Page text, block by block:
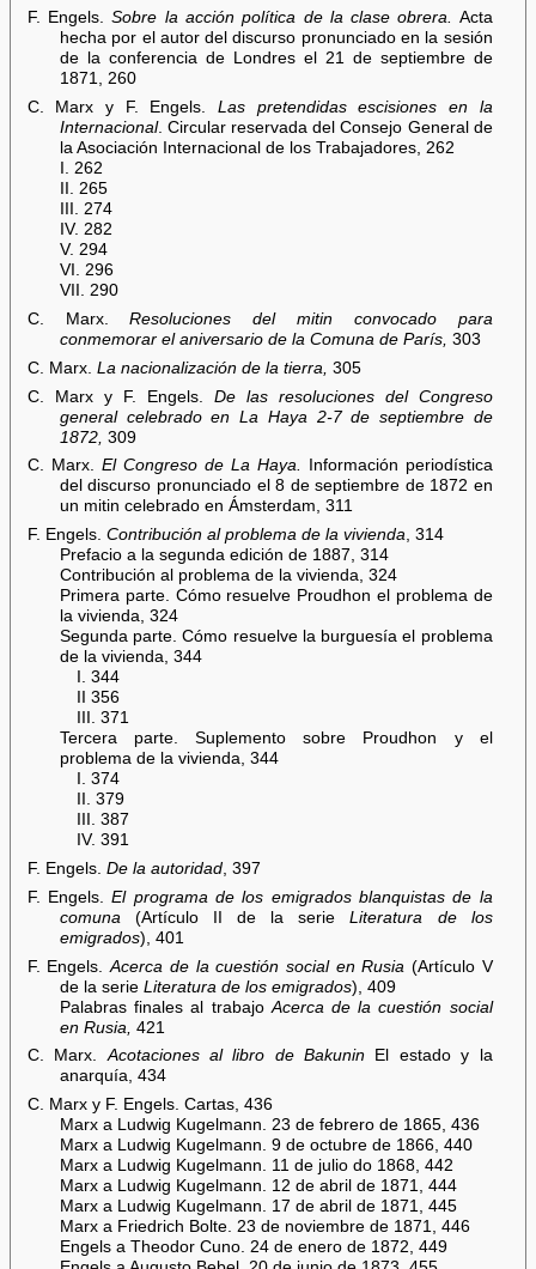
F. Engels.Sobre la acción política de la clase obrera. Acta
hecha por el autor del discurso pronunciado en la sesión
de la conferencia de Londres el 21 de septiembre de
1871, 260
C. Marx y F. Engels.Las pretendidas escisiones en la
Internacional. Circular reservada del Consejo General de
la Asociación Internacional de los Trabajadores, 262
I. 262
II. 265
III. 274
IV. 282
V. 294
VI. 296
VII. 290
C. Marx.Resoluciones del mitin convocado para
conmemorar el aniversario de la Comuna de París, 303
C. Marx. La nacionalización de la tierra, 305
C. Marx y F. Engels. De las resoluciones del Congreso
general celebrado en La Haya 2-7 de septiembre de
1872, 309
C. Marx. El Congreso de La Haya.
Información periodística
del discurso pronunciado el 8 de septiembre de 1872 en
un mitin celebrado en Ámsterdam, 311
F. Engels. Contribución al problema de la vivienda, 314
Prefacio a la segunda edición de 1887, 314
Contribución al problema de la vivienda, 324
Primera parte. Cómo resuelve Proudhon el problema de
la vivienda, 324
Segunda parte. Cómo resuelve la burguesía el problema
de la vivienda, 344
I. 344
II 356
III. 371
Tercera parte. Suplemento sobre Proudhon y el
problema de la vivienda, 344
I. 374
II. 379
III. 387
IV. 391
F. Engels. De la autoridad, 397
F. Engels.El programa de los emigrados blanquistas de la
comuna (Artículo II de la serieLiteratura de los
emigrados), 401
F. Engels.Acerca de la cuestión social en Rusia (Artículo V
de la serie Literatura de los emigrados), 409
Palabras finales al trabajo Acerca de la cuestión social
en Rusia, 421
C. Marx.Acotaciones al libro de Bakunin El estado y la
anarquía, 434
C. Marx y F. Engels. Cartas, 436
Marx a Ludwig Kugelmann. 23 de febrero de 1865, 436
Marx a Ludwig Kugelmann. 9 de octubre de 1866, 440
Marx a Ludwig Kugelmann. 11 de julio do 1868, 442
Marx a Ludwig Kugelmann. 12 de abril de 1871, 444
Marx a Ludwig Kugelmann. 17 de abril de 1871, 445
Marx a Friedrich Bolte. 23 de noviembre de 1871, 446
Engels a Theodor Cuno. 24 de enero de 1872, 449